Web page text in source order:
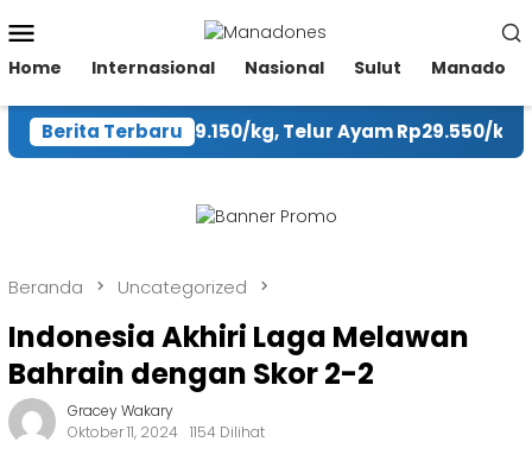
ke
kontenMobile
Home Internasional Nasional Sulut Manado
Berita Terbaru
Rawit Rp59.150/kg, Telur Ayam Rp29.550/kg
Beranda Uncategorized
Indonesia Akhiri Laga Melawan
Bahrain dengan Skor 2-2
Gracey Wakary
Oktober 11, 2024 1154 Dilihat